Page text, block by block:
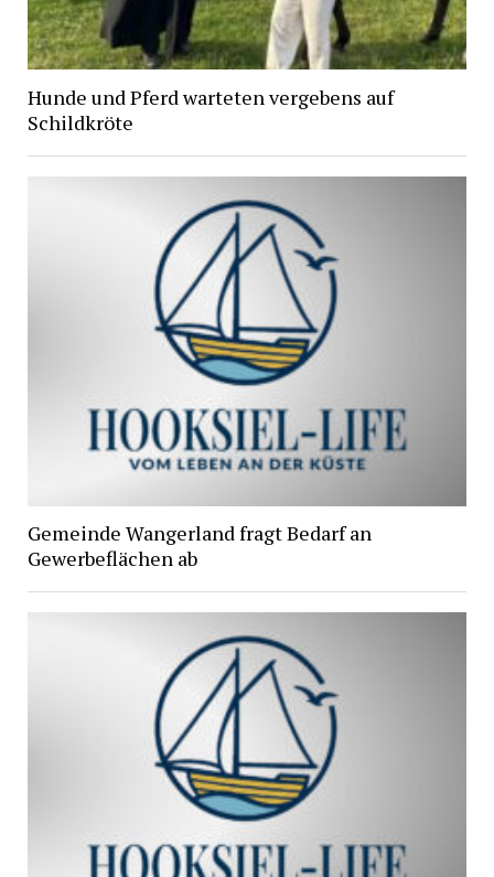
Hunde und Pferd warteten vergebens auf
Schildkröte
Gemeinde Wangerland fragt Bedarf an
Gewerbeflächen ab